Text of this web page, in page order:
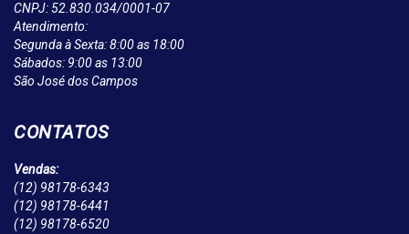
CNPJ: 52.830.034/0001-07
Atendimento:
Segunda à Sexta: 8:00 as 18:00
Sábados: 9:00 as 13:00
São José dos Campos
CONTATOS
Vendas:
(12) 98178-6343
(12) 98178-6441
(12) 98178-6520